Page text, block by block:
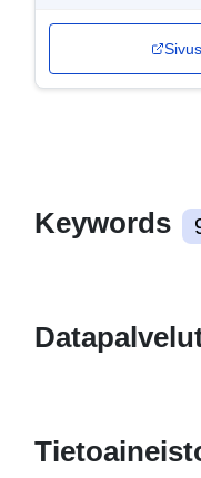
Keywords